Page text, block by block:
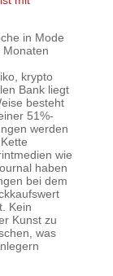
in Mode
krypto
Bank liegt
besteht
51%-
werden
wie
haben
bei dem
Kein
Kunst zu
was